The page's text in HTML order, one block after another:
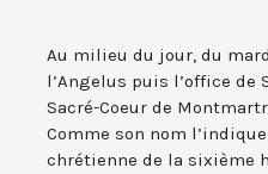
Au milieu du jour, du
l’Angelus puis l’office de
Sacré-Coeur de
Comme son nom
chrétienne de la sixième